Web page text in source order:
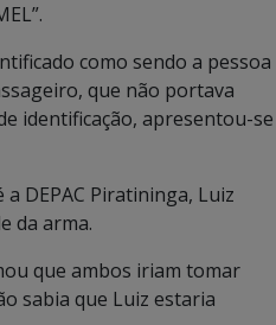
como sendo a pessoa
que não portava
identificação, apresentou-se
DEPAC Piratininga, Luiz
da arma.
que ambos iriam tomar
sabia que Luiz estaria